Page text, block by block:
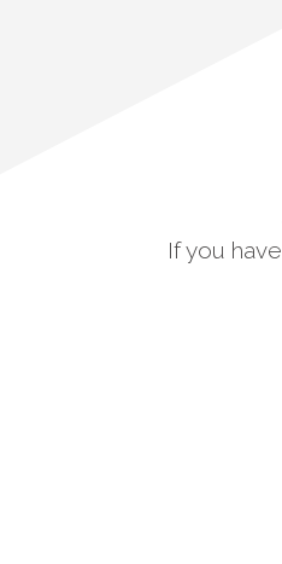
If you have